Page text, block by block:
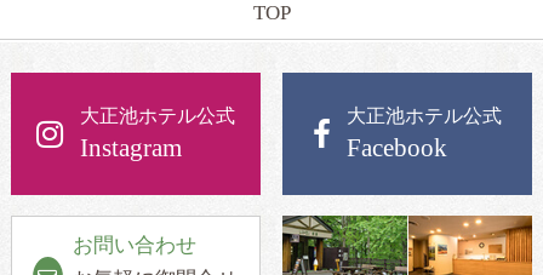
TOP
大正池ホテル公式
Instagram
大正池ホテル公式
Facebook
お問い合わせ